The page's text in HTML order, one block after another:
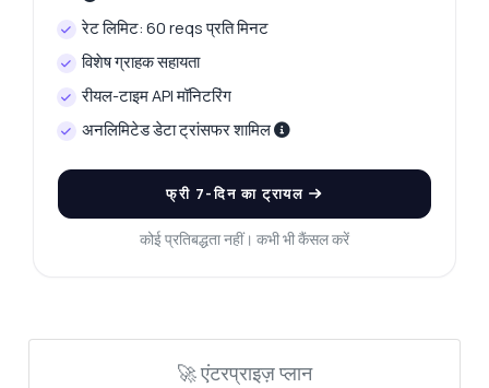
रेट लिमिट: 60 reqs प्रति मिनट
विशेष ग्राहक सहायता
रीयल-टाइम API मॉनिटरिंग
अनलिमिटेड डेटा ट्रांसफर शामिल
फ्री 7-दिन का ट्रायल
कोई प्रतिबद्धता नहीं। कभी भी कैंसल करें
🚀 एंटरप्राइज़ प्लान